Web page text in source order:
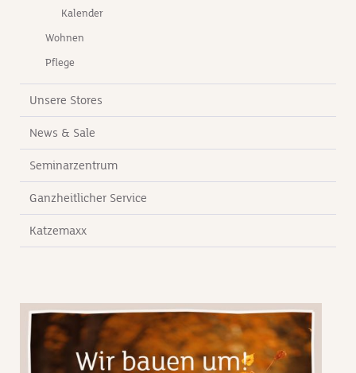
Kalender
Wohnen
Pflege
Unsere Stores
News & Sale
Seminarzentrum
Ganzheitlicher Service
Katzemaxx